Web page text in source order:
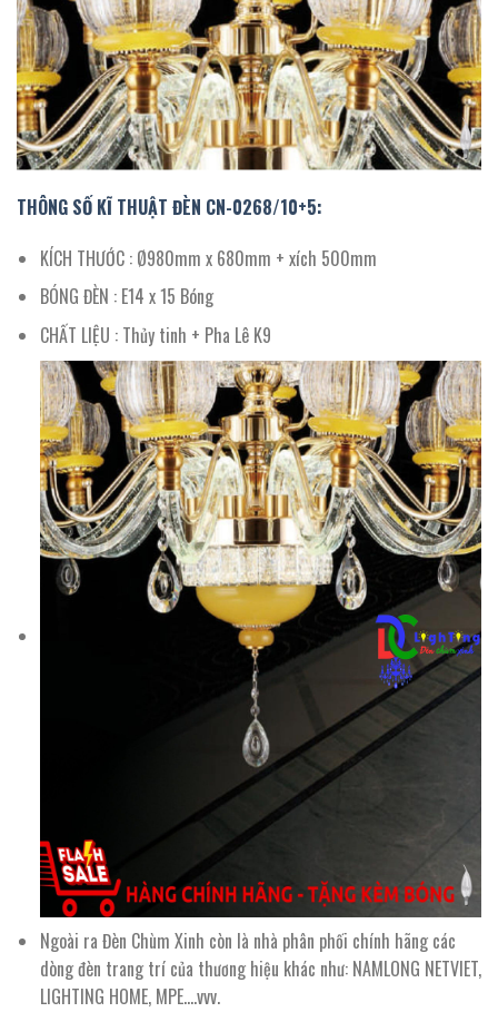
THÔNG SỐ KĨ THUẬT ĐÈN CN-0268/10+5:
KÍCH THƯỚC : Ø980mm x 680mm + xích 500mm
BÓNG ĐÈN : E14 x 15 Bóng
CHẤT LIỆU : Thủy tinh + Pha Lê K9
Ngoài ra Đèn Chùm Xinh còn là nhà phân phối chính hãng các
dòng đèn trang trí của thương hiệu khác như: NAMLONG NETVIET,
LIGHTING HOME, MPE….vvv.